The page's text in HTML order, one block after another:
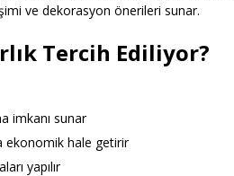
ve dekorasyon önerileri sunar.
Tercih Ediliyor?
imkanı sunar
ekonomik hale getirir
yapılır